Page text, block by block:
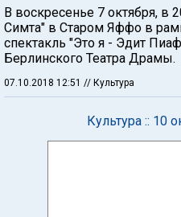
В воскресенье 7 октября, в
Симта" в Старом Яффо в
спектакль "Это я - Эдит
Берлинского Театра Драмы.
07.10.2018 12:51 // Культура
Культура :: 10